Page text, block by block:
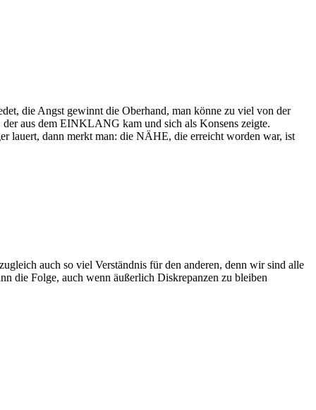
die Angst gewinnt die Oberhand, man könne zu viel von der
aus dem EINKLANG kam und sich als Konsens zeigte.
lauert, dann merkt man: die NÄHE, die erreicht worden war, ist
auch so viel Verständnis für den anderen, denn wir sind alle
die Folge, auch wenn äußerlich Diskrepanzen zu bleiben